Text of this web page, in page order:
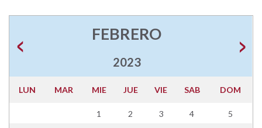
FEBRERO
2023
LUN MAR MIE JUE VIE SAB DOM
1 2 3 4 5